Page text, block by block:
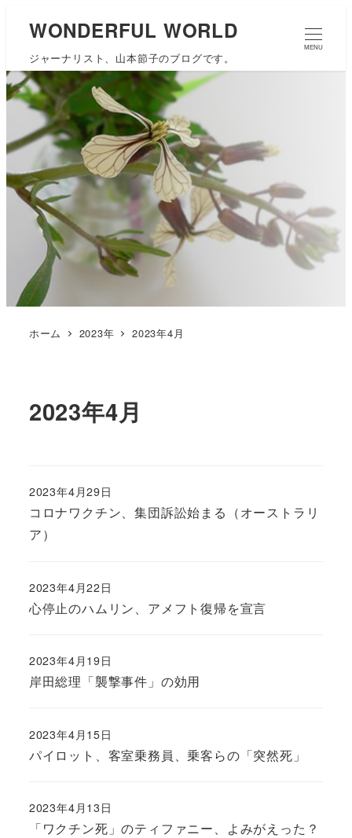
WONDERFUL WORLD
ジャーナリスト、山本節子のブログです。
MENU
ホーム 2023年 2023年4月
2023年4月
コロナワクチン、集団訴訟始まる（オーストラリ
ア）
2023年4月29日
心停止のハムリン、アメフト復帰を宣言
2023年4月22日
岸田総理「襲撃事件」の効用
2023年4月19日
パイロット、客室乗務員、乗客らの「突然死」
2023年4月15日
「ワクチン死」のティファニー、よみがえった？
2023年4月13日